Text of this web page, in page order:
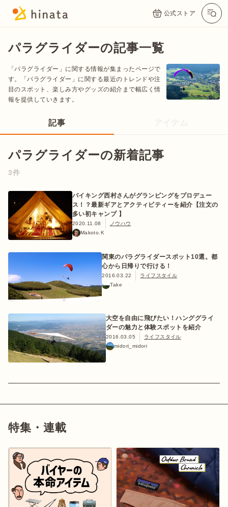
公式ストア
パラグライダーの記事一覧
「パラグライダー」に関する情報が集まったページで
す。「パラグライダー」に関する最近のトレンドや注
目のスポット、楽しみ方やグッズの紹介まで幅広く情
報を提供していきます。
記事
パラグライダーの新着記事
3件
バイキング西村さんがグランピングをプロデュー
ス！？最新ギアとアクティビティーを紹介【注文の
多い初キャンプ 】
2020.11.08
ノウハウ
Makoto.K
関東のパラグライダースポット10選。都
心から日帰りで行ける！
2016.03.22
ライフスタイル
Take
大空を自由に飛びたい！ハンググライ
ダーの魅力と体験スポットを紹介
2016.03.05
ライフスタイル
midori_midori
特集・連載
公式App Twitter Instagram LINE
公式オンラインストア
おすすめ特集
キャンプ用品
キャンプ場
ログイン/会員登録